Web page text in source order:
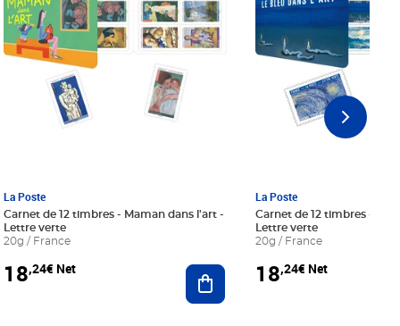
au panier
La Poste
Carnet de 12 timbres - Maman dans l'art -
Lettre verte
20g / France
18,24€ Net Ajouter au panier
La Poste
Carnet de 12 timbres - Le
Lettre verte
20g / France
18,24€ Net